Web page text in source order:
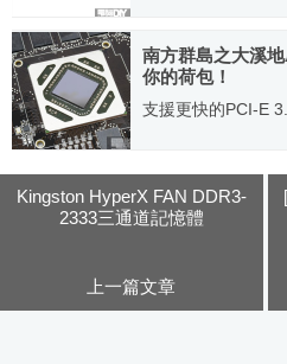
2014.01.03
南方群島之大溪
你的荷包！
支援更快的PCI-E
Kingston HyperX FAN DDR3-
2333三通道記憶體
上一篇文章